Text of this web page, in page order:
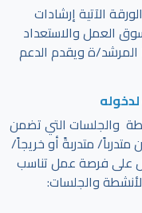
الآتية إرشادات
العمل والاستعداد
المرشد/ة ويقدم الدعم
والجلسات التي تضمن
متدربةً أو خريجاً/
على فرصة عمل تناسب
والجلسات: